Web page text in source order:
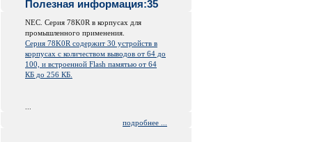
Полезная информация:35
NEC. Серия 78K0R в корпусах для
промышленного применения.
Серия 78K0R содержит 30 устройств в
корпусах с количеством выводов от 64 до
100, и встроенной Flash памятью от 64
КБ до 256 КБ.
подробнее ...